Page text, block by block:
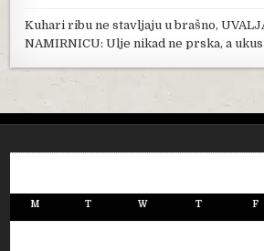
Kuhari ribu ne stavljaju u brašno,
NAMIRNICU: Ulje nikad ne prska, a
M T W T F